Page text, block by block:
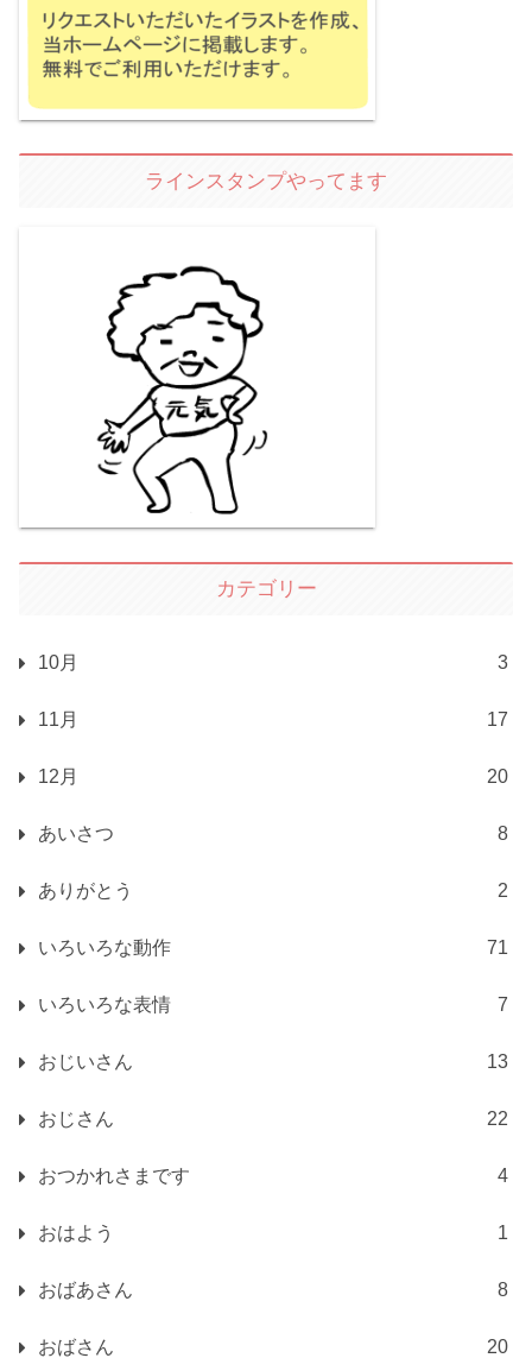
ラインスタンプやってます
カテゴリー
10月 3
11月 17
12月 20
あいさつ 8
ありがとう 2
いろいろな動作 71
いろいろな表情 7
おじいさん 13
おじさん 22
おつかれさまです 4
おはよう 1
おばあさん 8
おばさん 20